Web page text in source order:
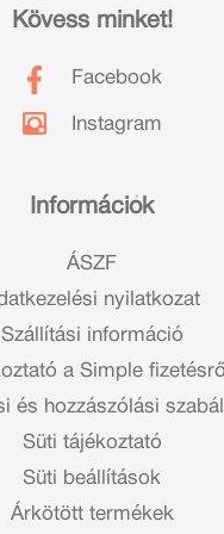
Információk
ÁSZF
nyilatkozat
Szállítási információ
a Simple fizetésről
és hozzászólási
Süti tájékoztató
Süti beállítások
Árkötött termékek
Kövess minket!
Facebook
Instagram